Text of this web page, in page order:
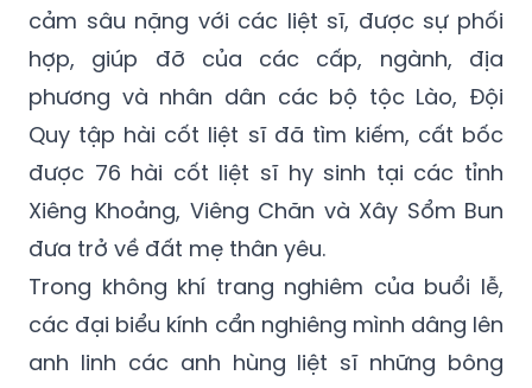
cảm sâu nặng với các liệt sĩ, được sự phối
hợp, giúp đỡ của các cấp, ngành, địa
phương và nhân dân các bộ tộc Lào, Đội
Quy tập hài cốt liệt sĩ đã tìm kiếm, cất bốc
được 76 hài cốt liệt sĩ hy sinh tại các tỉnh
Xiêng Khoảng, Viêng Chăn và Xây Sổm Bun
đưa trở về đất mẹ thân yêu.
Trong không khí trang nghiêm của buổi lễ,
các đại biểu kính cẩn nghiêng mình dâng lên
anh linh các anh hùng liệt sĩ những bông